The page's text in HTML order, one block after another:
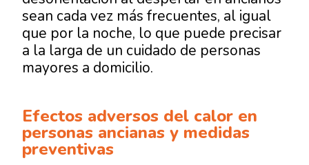
sean cada vez más frecuentes, al igual
que por la noche, lo que puede precisar
a la larga de un cuidado de personas
mayores a domicilio.
Efectos adversos del calor en
personas ancianas y medidas
preventivas